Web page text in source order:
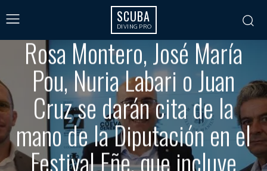
SCUBA
DIVING PRO
AGENDA Y EVENTOS
Rosa Montero, José María
Pou, Nuria Labari o Juan
Cruz se darán cita de la
mano de la Diputación en el
Festival Eñe, que incluye